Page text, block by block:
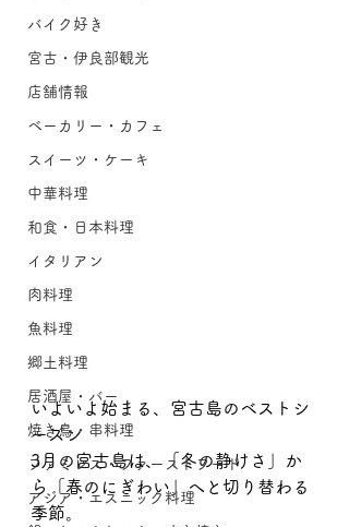
バイク好き
宮古・伊良部観光
店舗情報
ベーカリー・カフェ
スイーツ・ケーキ
中華料理
和食・日本料理
イタリアン
肉料理
魚料理
郷土料理
居酒屋・バー
焼き鳥・串料理
ファミレス・ファーストフード
アジア・エスニック料理
いよいよ始まる、宮古島のベストシ
ーズン
3月の宮古島は、「冬の静けさ」か
ら「春のにぎわい」へと切り替わる
季節。